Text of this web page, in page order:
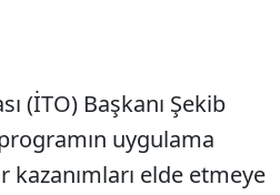
(İTO) Başkanı Şekib
uygulama
kazanımları elde etmeye